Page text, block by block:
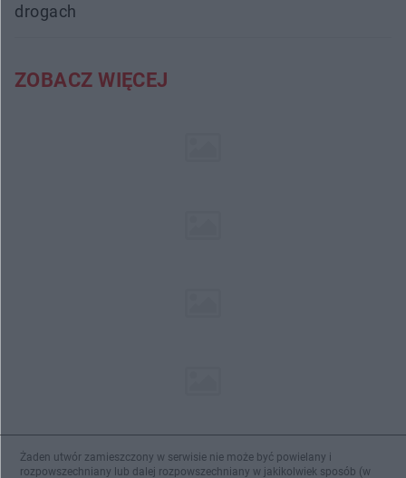
drogach
ZOBACZ WIĘCEJ
Żaden utwór zamieszczony w serwisie nie może być powielany i
rozpowszechniany lub dalej rozpowszechniany w jakikolwiek sposób (w